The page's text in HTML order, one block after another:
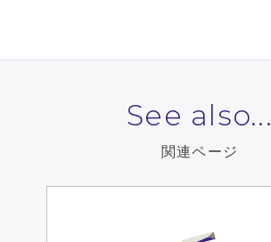
See also...
関連ページ